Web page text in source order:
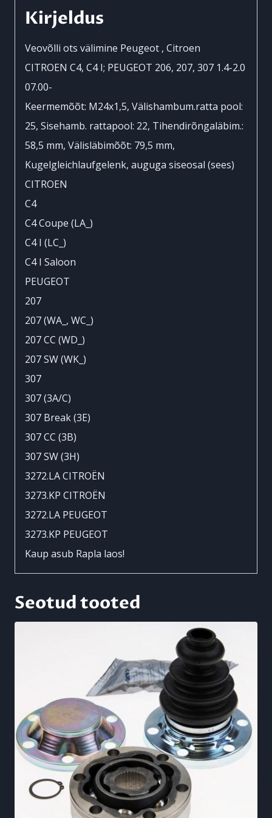
kogus
Kirjeldus
Veovõlli ots välimine Peugeot , Citroen
CITROEN C4, C4 I; PEUGEOT 206, 207, 307 1.4-2.0
07.00-
Keermemõõt: M24x1,5, Välishambum.ratta pool:
25, Sisehamb. rattapool: 22, Tihendirõngaläbim.:
58,5 mm, Välisläbimõõt: 79,5 mm,
Kugelgleichlaufgelenk, auguga siseosal (sees)
CITROEN
C4
C4 Coupe (LA_)
C4 I (LC_)
C4 I Saloon
PEUGEOT
207
207 (WA_, WC_)
207 CC (WD_)
207 SW (WK_)
307
307 (3A/C)
307 Break (3E)
307 CC (3B)
307 SW (3H)
3272.LA CITROËN
3273.KP CITROËN
3272.LA PEUGEOT
3273.KP PEUGEOT
Kaup asub Rapla laos!
Seotud tooted